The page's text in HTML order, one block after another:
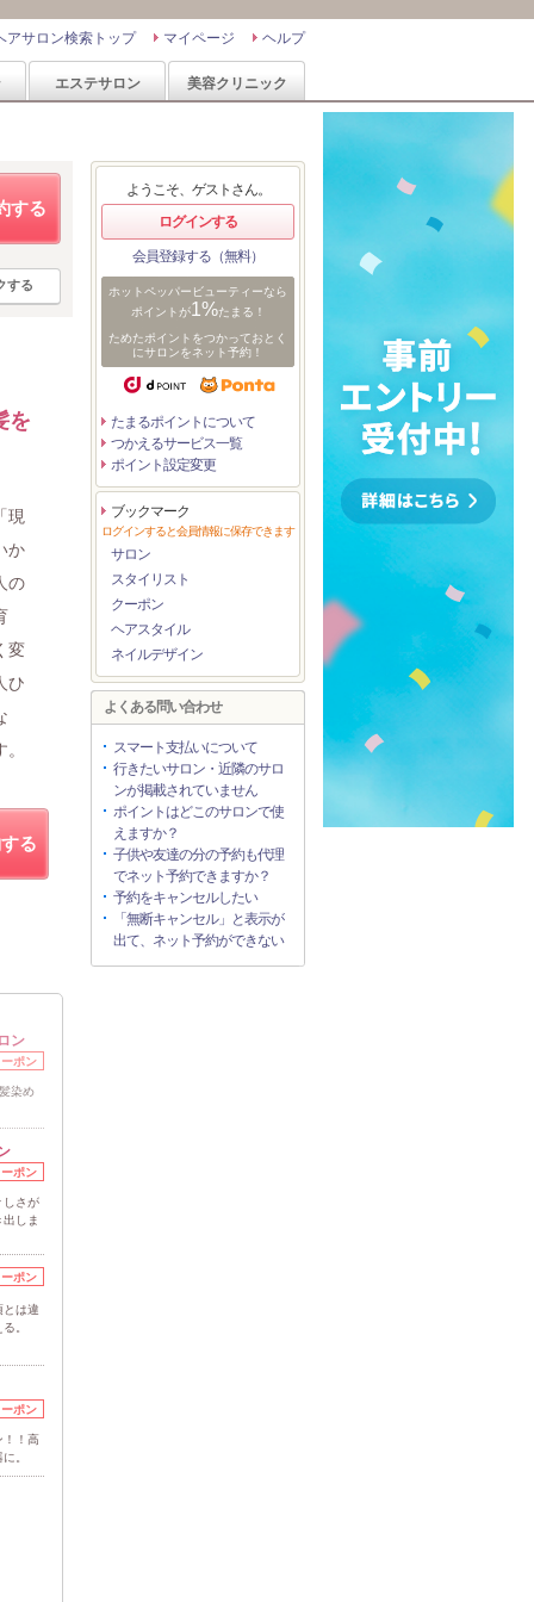
ヘルプ
マイページ
アサロン検索トップ
エステサロン 美容クリニック
する
する
を
現
か
の
変
ひ
る
ン
ポン
染め
ポン
しさが
しま
ポン
は違
。
ポン
！！高
。
ようこそ、ゲストさん。
ログインする
会員登録する（無料）
ホットペッパービューティーなら
ポイントが1%たまる！
ためたポイントをつかっておとく
にサロンをネット予約！
たまるポイントについて
つかえるサービス一覧
ポイント設定変更
ブックマーク
ログインすると会員情報に保存できます
サロン
スタイリスト
クーポン
ヘアスタイル
ネイルデザイン
よくある問い合わせ
スマート支払いについて
行きたいサロン・近隣のサロ
ンが掲載されていません
ポイントはどこのサロンで使
えますか？
子供や友達の分の予約も代理
でネット予約できますか？
予約をキャンセルしたい
「無断キャンセル」と表示が
出て、ネット予約ができない